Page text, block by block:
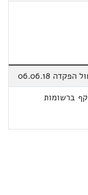
06.06.18
ברשומות